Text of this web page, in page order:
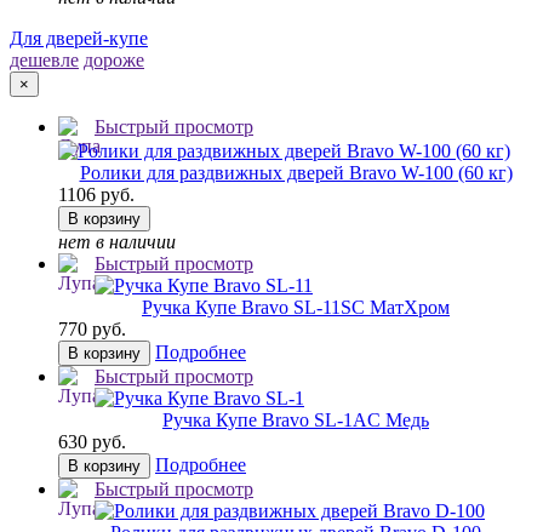
Для дверей-купе
дешевле дороже
×
Быстрый просмотр
Ролики для раздвижных дверей Bravo W-100 (60 кг)
1106 руб.
В корзину
нет в наличии
Быстрый просмотр
Ручка Купе Bravo SL-11 SC МатХром
770 руб.
В корзину
Подробнее
Быстрый просмотр
Ручка Купе Bravo SL-1 AC Медь
630 руб.
В корзину
Подробнее
Быстрый просмотр